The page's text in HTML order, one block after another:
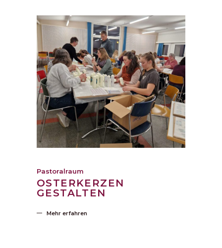
Pastoralraum
OSTERKERZEN
GESTALTEN
Mehr erfahren